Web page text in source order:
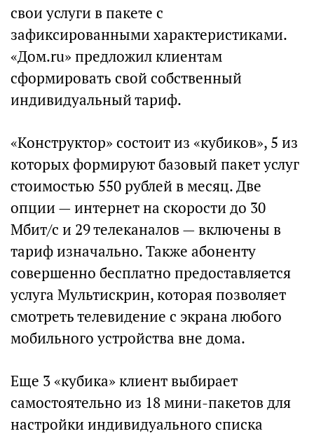
свои услуги в пакете с
зафиксированными характеристиками.
«Дом.ru» предложил клиентам
сформировать свой собственный
индивидуальный тариф.
«Конструктор» состоит из «кубиков», 5 из
которых формируют базовый пакет услуг
стоимостью 550 рублей в месяц. Две
опции — интернет на скорости до 30
Мбит/с и 29 телеканалов — включены в
тариф изначально. Также абоненту
совершенно бесплатно предоставляется
услуга Мультискрин, которая позволяет
смотреть телевидение с экрана любого
мобильного устройства вне дома.
Еще 3 «кубика» клиент выбирает
самостоятельно из 18 мини-пакетов для
настройки индивидуального списка